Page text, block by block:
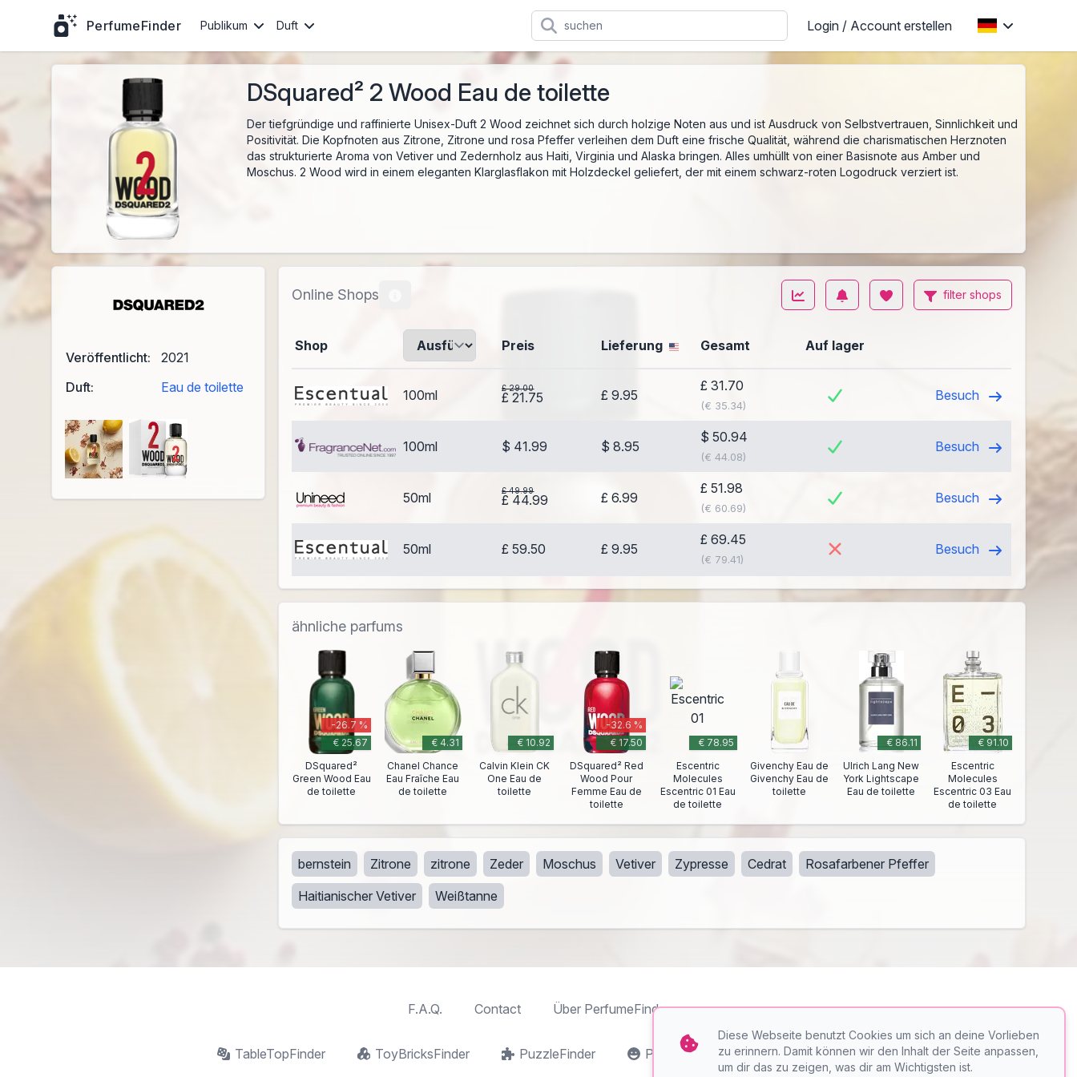
PerfumeFinder Publikum Duft Login / Account erstellen
DSquared² 2 Wood Eau de toilette
Der tiefgründige und raffinierte Unisex-Duft 2 Wood zeichnet sich durch holzige Noten aus und ist Ausdruck von Selbstvertrauen, Sinnlichkeit und
Positivität. Die Kopfnoten aus Zitrone, Zitrone und rosa Pfeffer verleihen dem Duft eine frische Qualität, während die charismatischen Herznoten
das strukturierte Aroma von Vetiver und Zedernholz aus Haiti, Virginia und Alaska bringen. Alles umhüllt von einer Basisnote aus Amber und
Moschus. 2 Wood wird in einem eleganten Klarglasflakon mit Holzdeckel geliefert, der mit einem schwarz-roten Logodruck verziert ist.
Veröffentlicht:
2021
Duft:
Eau de toilette
Online Shops filter shops
Shop Preis Lieferung Gesamt Auf lager
100ml £ 29.00
£ 21.75 £ 9.95
£ 31.70
(€ 35.34)
Besuch
100ml $ 41.99 $ 8.95
$ 50.94
(€ 44.08)
Besuch
50ml £ 49.99
£ 44.99 £ 6.99
£ 51.98
(€ 60.69)
Besuch
50ml £ 59.50 £ 9.95
£ 69.45
(€ 79.41)
Besuch
ähnliche parfums
-26.7 %
€ 25.67
DSquared²
Green Wood Eau
de toilette
€ 4.31
Chanel Chance
Eau Fraîche Eau
de toilette
€ 10.92
Calvin Klein CK
One Eau de
toilette
-32.6 %
€ 17.50
DSquared² Red
Wood Pour
Femme Eau de
toilette
€ 78.95
Escentric
Molecules
Escentric 01 Eau
de toilette
Givenchy Eau de
Givenchy Eau de
toilette
€ 86.11
Ulrich Lang New
York Lightscape
Eau de toilette
€ 91.10
Escentric
Molecules
Escentric 03 Eau
de toilette
bernstein Zitrone zitrone Zeder Moschus Vetiver Zypresse Cedrat
Rosafarbener Pfeffer
Haitianischer Vetiver
Weißtanne
F.A.Q. Contact Über PerfumeFinder
TableTopFinder ToyBricksFinder PuzzleFinder PlaymoFinder PerfumeFinder
Diese Webseite benutzt Cookies um sich an deine Vorlieben
zu erinnern. Damit können wir den Inhalt der Seite anpassen,
um dir das zu zeigen, was dir am Wichtigsten ist.